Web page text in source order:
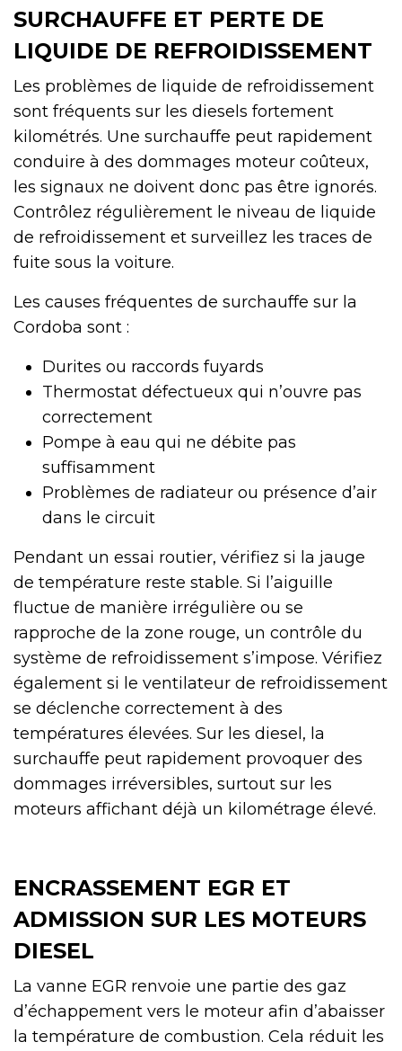
SURCHAUFFE ET PERTE DE
LIQUIDE DE REFROIDISSEMENT
Les problèmes de liquide de refroidissement
sont fréquents sur les diesels fortement
kilométrés. Une surchauffe peut rapidement
conduire à des dommages moteur coûteux,
les signaux ne doivent donc pas être ignorés.
Contrôlez régulièrement le niveau de liquide
de refroidissement et surveillez les traces de
fuite sous la voiture.
Les causes fréquentes de surchauffe sur la
Cordoba sont :
Durites ou raccords fuyards
Thermostat défectueux qui n’ouvre pas
correctement
Pompe à eau qui ne débite pas
suffisamment
Problèmes de radiateur ou présence d’air
dans le circuit
Pendant un essai routier, vérifiez si la jauge
de température reste stable. Si l’aiguille
fluctue de manière irrégulière ou se
rapproche de la zone rouge, un contrôle du
système de refroidissement s’impose. Vérifiez
également si le ventilateur de refroidissement
se déclenche correctement à des
températures élevées. Sur les diesel, la
surchauffe peut rapidement provoquer des
dommages irréversibles, surtout sur les
moteurs affichant déjà un kilométrage élevé.
ENCRASSEMENT EGR ET
ADMISSION SUR LES MOTEURS
DIESEL
La vanne EGR renvoie une partie des gaz
d’échappement vers le moteur afin d’abaisser
la température de combustion. Cela réduit les